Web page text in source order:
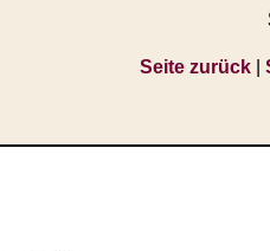
Seite zurück|